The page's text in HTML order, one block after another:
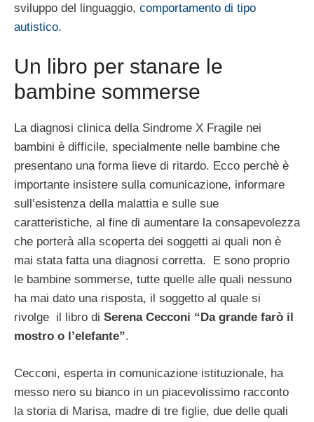
sviluppo del linguaggio, comportamento di tipo
autistico.
Un libro per stanare le
bambine sommerse
La diagnosi clinica della Sindrome X Fragile nei
bambini è difficile, specialmente nelle bambine che
presentano una forma lieve di ritardo. Ecco perchè è
importante insistere sulla comunicazione, informare
sull’esistenza della malattia e sulle sue
caratteristiche, al fine di aumentare la consapevolezza
che porterà alla scoperta dei soggetti ai quali non è
mai stata fatta una diagnosi corretta. E sono proprio
le bambine sommerse, tutte quelle alle quali nessuno
ha mai dato una risposta, il soggetto al quale si
rivolge il libro di Serena Cecconi “Da grande farò il
mostro o l’elefante”.
Cecconi, esperta in comunicazione istituzionale, ha
messo nero su bianco in un piacevolissimo racconto
la storia di Marisa, madre di tre figlie, due delle quali